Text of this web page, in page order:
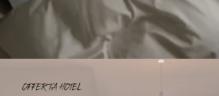
OFFERTA HOTEL